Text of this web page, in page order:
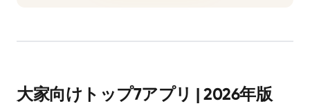
大家向けトップ7アプリ | 2026年版